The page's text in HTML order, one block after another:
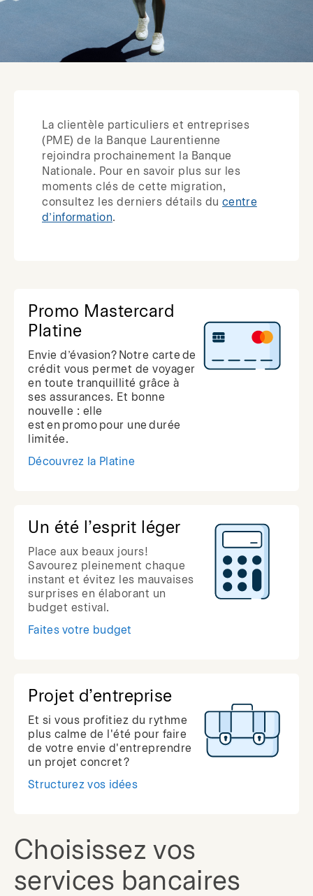
La clientèle particuliers et entreprises
(PME) de la Banque Laurentienne
rejoindra prochainement la Banque
Nationale. Pour en savoir plus sur les
moments clés de cette migration,
consultez les derniers détails du centre
d’information.
Promo Mastercard
Platine
Envie d’évasion? Notre carte de
crédit vous permet de voyager
en toute tranquillité grâce à
ses assurances. Et bonne
nouvelle : elle
est en promo pour une durée
limitée.
Découvrez la Platine
Un été l’esprit léger
Place aux beaux jours!
Savourez pleinement chaque
instant et évitez les mauvaises
surprises en élaborant un
budget estival.
Faites votre budget
Projet d’entreprise
Et si vous profitiez du rythme
plus calme de l'été pour faire
de votre envie d'entreprendre
un projet concret?
Structurez vos idées
Choisissez vos
services bancaires